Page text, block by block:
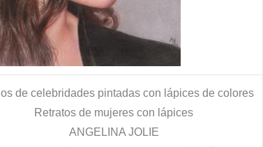
de celebridades pintadas con lápices de colores
Retratos de mujeres con lápices
ANGELINA JOLIE